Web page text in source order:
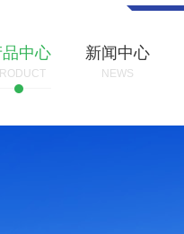
品中心 新闻中心
NEWS